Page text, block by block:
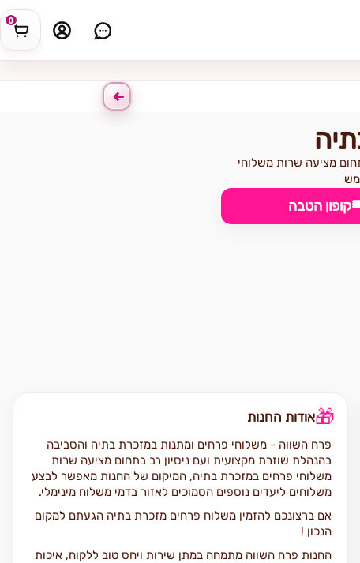
0
מציעה שרות משלוחי
מש
קופון הטבה
🎁אודות החנות
פרח השווה - משלוחי פרחים ומתנות במזכרת בתיה והסביבה
בהנהלת שוזרת מקצועית ועם ניסיון רב בתחום מציעה שרות
משלוחי פרחים במזכרת בתיה, המיקום של החנות מאפשר לבצע
משלוחים ליעדים נוספים הסמוכים לאזור בדמי משלוח מינימלי.
אם ברצונכם להזמין משלוח פרחים מזכרת בתיה הגעתם למקום
הנכון !
החנות פרח השווה מתמחה במתן שירות ויחס טוב ללקוח, איכות